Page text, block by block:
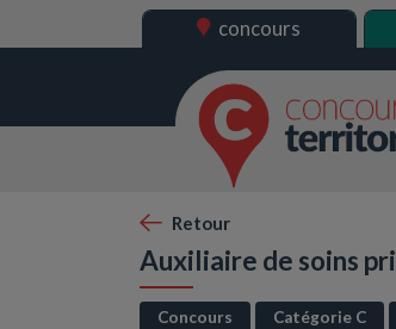
concours
Retour
Auxiliaire de soins
Concours Catégorie C